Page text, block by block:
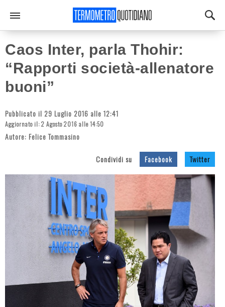
Caos Inter, parla Thohir:
“Rapporti società-allenatore
buoni”
Pubblicato il 29 Luglio 2016 alle 12:41
Aggiornato il: 2 Agosto 2016 alle 14:50
Autore: Felice Tommasino
Condividi su Facebook Twitter